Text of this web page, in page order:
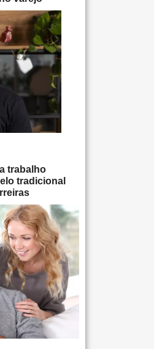
trabalho
tradicional